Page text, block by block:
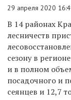
29 апреля 2020
В 14 районах
лесничеств
сезону в
и в полном
посадочного и
сеянцев и 12,7